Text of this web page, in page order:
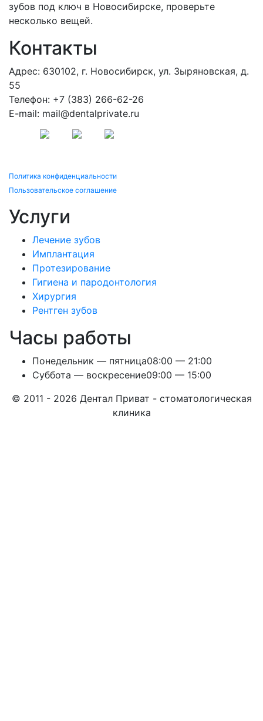
зубов под ключ в Новосибирске, проверьте
несколько вещей.
Контакты
Адрес: 630102, г. Новосибирск, ул. Зыряновская, д.
55
Телефон: +7 (383) 266-62-26
E-mail: mail@dentalprivate.ru
Политика конфиденциальности
Пользовательское соглашение
Услуги
Лечение зубов
Имплантация
Протезирование
Гигиена и пародонтология
Хирургия
Рентген зубов
Часы работы
Понедельник — пятница08:00 — 21:00
Суббота — воскресение09:00 — 15:00
© 2011 - 2026 Дентал Приват - стоматологическая
клиника